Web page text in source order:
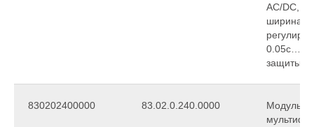
АС/DC,
ширина
защиты
830202400000 83.02.0.240.0000